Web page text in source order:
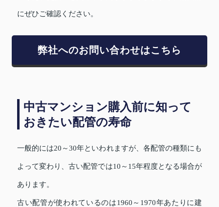
にぜひご確認ください。
弊社へのお問い合わせはこちら
中古マンション購入前に知って
おきたい配管の寿命
一般的には20～30年といわれますが、各配管の種類にも
よって変わり、古い配管では10～15年程度となる場合が
あります。
古い配管が使われているのは1960～1970年あたりに建